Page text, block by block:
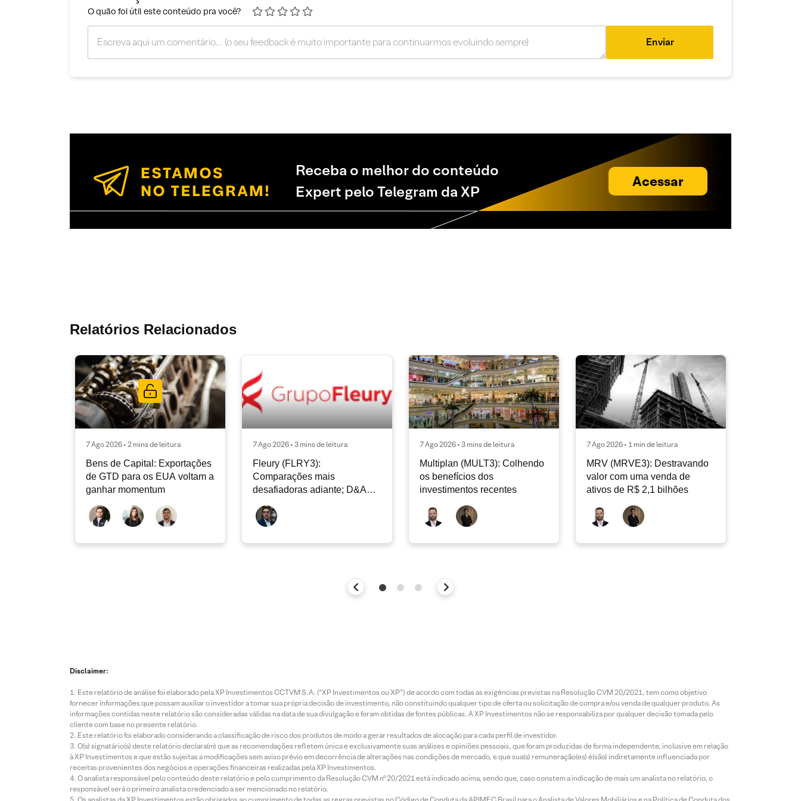
O quão foi útil este conteúdo pra você?
Enviar
Receba o melhor do conteúdo
Expert pelo Telegram da XP
Acessar
Relatórios Relacionados
7 Ago 2026 • 2 mins de leitura
Bens de Capital: Exportações
de GTD para os EUA voltam a
ganhar momentum
7 Ago 2026 • 3 mins de leitura
Fleury (FLRY3):
Comparações mais
desafiadoras adiante; D&A
deve permanecer nos níveis
atuais
7 Ago 2026 • 3 mins de leitura
Multiplan (MULT3): Colhendo
os benefícios dos
investimentos recentes
7 Ago 2026 • 1 min de leitura
MRV (MRVE3): Destravando
valor com uma venda de
ativos de R$ 2,1 bilhões
Disclaimer:
Este relatório de análise foi elaborado pela XP Investimentos CCTVM S.A. (“XP Investimentos ou XP”) de acordo com todas as exigências previstas na Resolução CVM 20/2021, tem como objetivo
fornecer informações que possam auxiliar o investidor a tomar sua própria decisão de investimento, não constituindo qualquer tipo de oferta ou solicitação de compra e/ou venda de qualquer produto. As
informações contidas neste relatório são consideradas válidas na data de sua divulgação e foram obtidas de fontes públicas. A XP Investimentos não se responsabiliza por qualquer decisão tomada pelo
cliente com base no presente relatório.
Este relatório foi elaborado considerando a classificação de risco dos produtos de modo a gerar resultados de alocação para cada perfil de investidor.
O(s) signatário(s) deste relatório declara(m) que as recomendações refletem única e exclusivamente suas análises e opiniões pessoais, que foram produzidas de forma independente, inclusive em relação
à XP Investimentos e que estão sujeitas a modificações sem aviso prévio em decorrência de alterações nas condições de mercado, e que sua(s) remuneração(es) é(são) indiretamente influenciada por
receitas provenientes dos negócios e operações financeiras realizadas pela XP Investimentos.
O analista responsável pelo conteúdo deste relatório e pelo cumprimento da Resolução CVM nº 20/2021 está indicado acima, sendo que, caso constem a indicação de mais um analista no relatório, o
responsável será o primeiro analista credenciado a ser mencionado no relatório.